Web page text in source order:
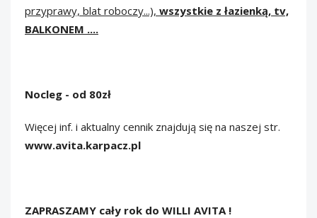
przyprawy, blat roboczy...), wszystkie z łazienką, tv,
BALKONEM ....
Nocleg - od 80zł
Więcej inf. i aktualny cennik znajdują się na naszej str.
www.avita.karpacz.pl
ZAPRASZAMY cały rok do WILLI AVITA !